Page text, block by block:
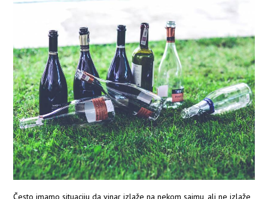
Često imamo situaciju da vinar izlaže na nekom sajmu, ali ne izlaže